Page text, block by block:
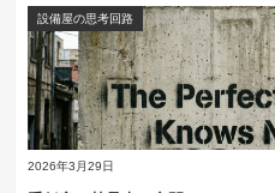
2026年3月29日
設備屋の思考回路